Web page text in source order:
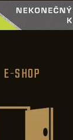
E-SHOP